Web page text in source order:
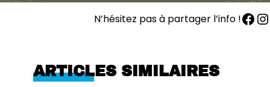
N’hésitez pas à partager l’info !
ARTICLES SIMILAIRES